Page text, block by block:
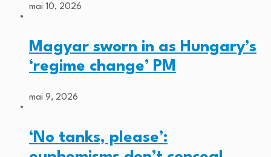
mai 10, 2026
Magyar sworn in as Hungary’s
‘regime change’ PM
mai 9, 2026
‘No tanks, please’: